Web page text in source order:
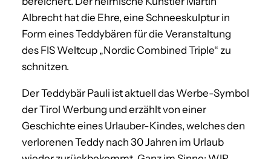
Albrecht hat die Ehre, eine Schneeskulptur in
Form eines Teddybären für die Veranstaltung
des FIS Weltcup „Nordic Combined Triple“ zu
schnitzen.
Der Teddybär Pauli ist aktuell das Werbe-Symbol
der Tirol Werbung und erzählt von einer
Geschichte eines Urlauber-Kindes, welches den
verlorenen Teddy nach 30 Jahren im Urlaub